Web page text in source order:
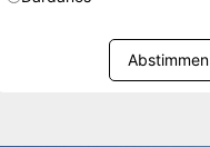
Abstimmen